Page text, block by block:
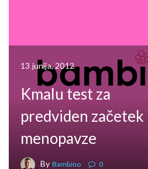
13 junija, 2012
Kmalu test za
predviden začetek
menopavze
By Bambino 0